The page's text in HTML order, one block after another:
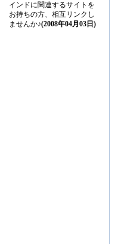
インドに関連するサイトを
お持ちの方、相互リンクし
ませんか♪(2008年04月03日)